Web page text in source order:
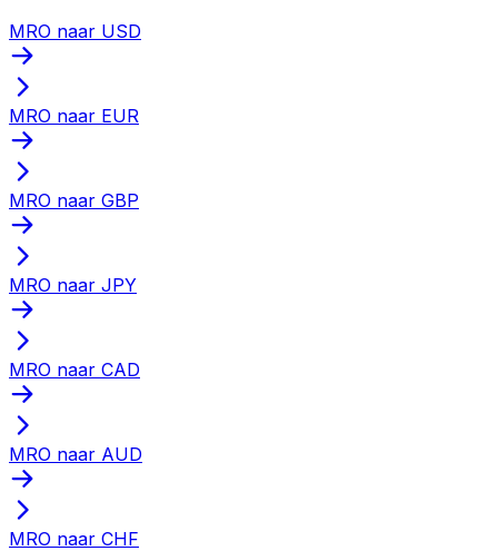
MRO naar USD
MRO naar EUR
MRO naar GBP
MRO naar JPY
MRO naar CAD
MRO naar AUD
MRO naar CHF